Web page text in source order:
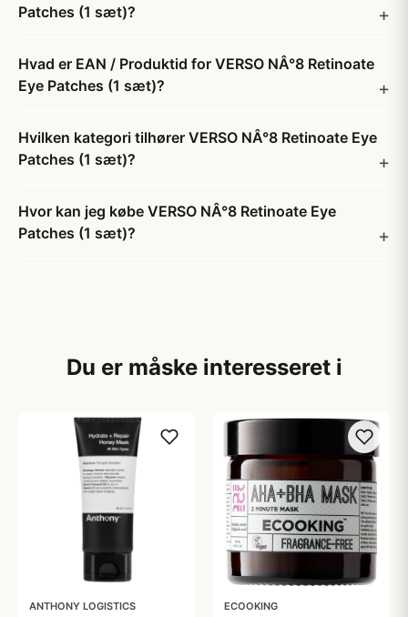
Patches (1 sæt)?
Hvad er EAN / Produktid for VERSO NÂ°8 Retinoate
Eye Patches (1 sæt)?
Hvilken kategori tilhører VERSO NÂ°8 Retinoate Eye
Patches (1 sæt)?
Hvor kan jeg købe VERSO NÂ°8 Retinoate Eye
Patches (1 sæt)?
Du er måske interesseret i
ANTHONY LOGISTICS ECOOKING